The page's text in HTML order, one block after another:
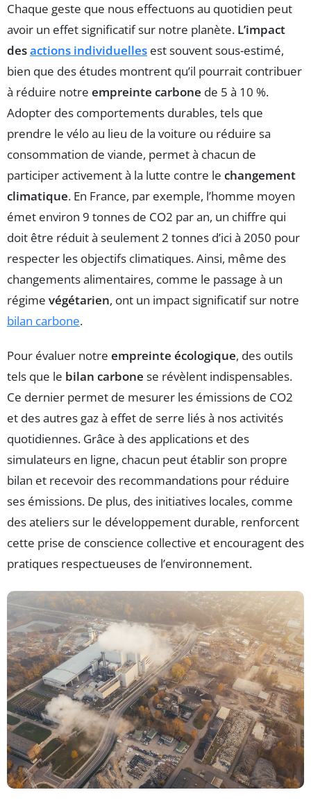
Chaque geste que nous effectuons au quotidien peut
avoir un effet significatif sur notre planète. L’impact
desactions individuelles est souvent sous-estimé,
bien que des études montrent qu’il pourrait contribuer
à réduire notre empreinte carbone de 5 à 10 %.
Adopter des comportements durables, tels que
prendre le vélo au lieu de la voiture ou réduire sa
consommation de viande, permet à chacun de
participer activement à la lutte contre le changement
climatique. En France, par exemple, l’homme moyen
émet environ 9 tonnes de CO2 par an, un chiffre qui
doit être réduit à seulement 2 tonnes d’ici à 2050 pour
respecter les objectifs climatiques. Ainsi, même des
changements alimentaires, comme le passage à un
régime végétarien, ont un impact significatif sur notre
bilan carbone.
Pour évaluer notre empreinte écologique, des outils
tels que le bilan carbone se révèlent indispensables.
Ce dernier permet de mesurer les émissions de CO2
et des autres gaz à effet de serre liés à nos activités
quotidiennes. Grâce à des applications et des
simulateurs en ligne, chacun peut établir son propre
bilan et recevoir des recommandations pour réduire
ses émissions. De plus, des initiatives locales, comme
des ateliers sur le développement durable, renforcent
cette prise de conscience collective et encouragent des
pratiques respectueuses de l’environnement.